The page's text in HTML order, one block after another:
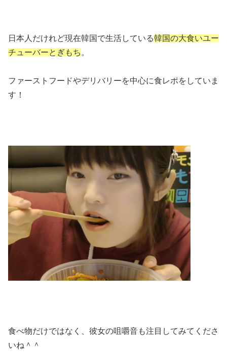
日本人だけれど現在韓国で生活している韓国の大食いユー
チューバーとぎもち 。
ファーストフードやデリバリーを中心に食レポをしていま
す！
食べ物だけではなく、彼女の咀嚼音も注目してみてくださ
いね＾＾